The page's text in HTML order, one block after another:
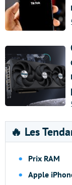
🔥 Les
Prix RAM
Apple